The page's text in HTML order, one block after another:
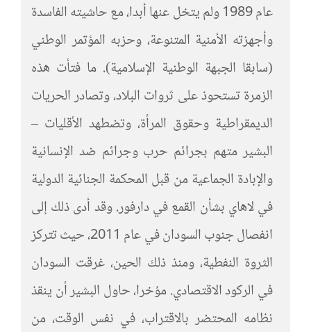
عام 1989 ولم يتخل عنها أبدا، مع حاشيته الفاسدة
وأجهزته الأمنية ​​المتنوعة، وحزبه المؤتمر الوطني
(سابقا الجبهة الوطنية الإسلامية). ما فتأت هذه
الزمرة تستحوذ على ثروات البلاد، وتصادر الحريات
الديمقراطية وحقوق المرأة، وتضطهد الأقليات –
البشير متهم بجرائم حرب وجرائم ضد الإنسانية
والإبادة الجماعية من قبل المحكمة الجنائية الدولية
في لاهاي بشأن القمع في دارفور. وقد أدى ذلك إلى
انفصال جنوب السودان في عام 2011، حيث تتركز
الثروة النفطية، ومنذ ذلك الحين، غرقت السودان
في الركود الاقتصادي. مؤخرا، حاول البشير أن ينقذ
نظامه المحتضر بالاقتراب، في نفس الوقت، من